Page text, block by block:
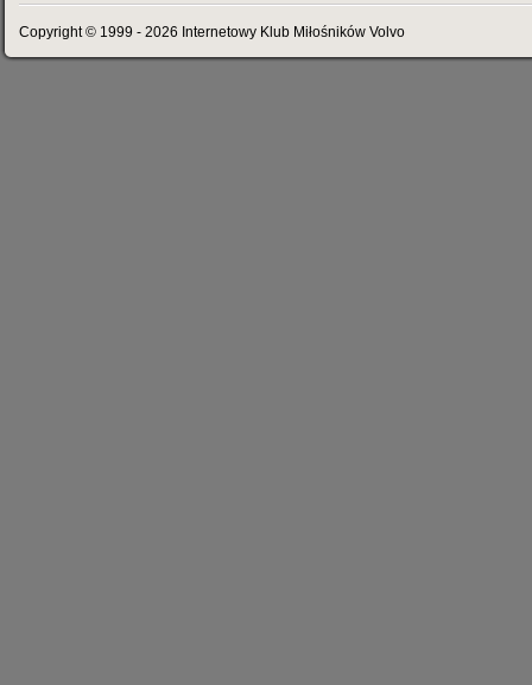
Copyright © 1999 - 2026 Internetowy Klub Miłośników Volvo